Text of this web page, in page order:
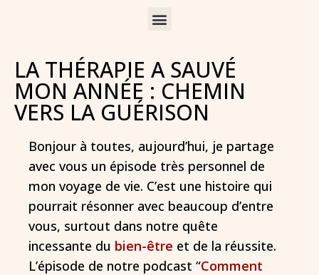
LA THÉRAPIE A SAUVÉ
MON ANNÉE : CHEMIN
VERS LA GUÉRISON
Bonjour à toutes, aujourd’hui, je partage
avec vous un épisode très personnel de
mon voyage de vie. C’est une histoire qui
pourrait résonner avec beaucoup d’entre
vous, surtout dans notre quête
incessante du bien-être et de la réussite.
L’épisode de notre podcast “Comment